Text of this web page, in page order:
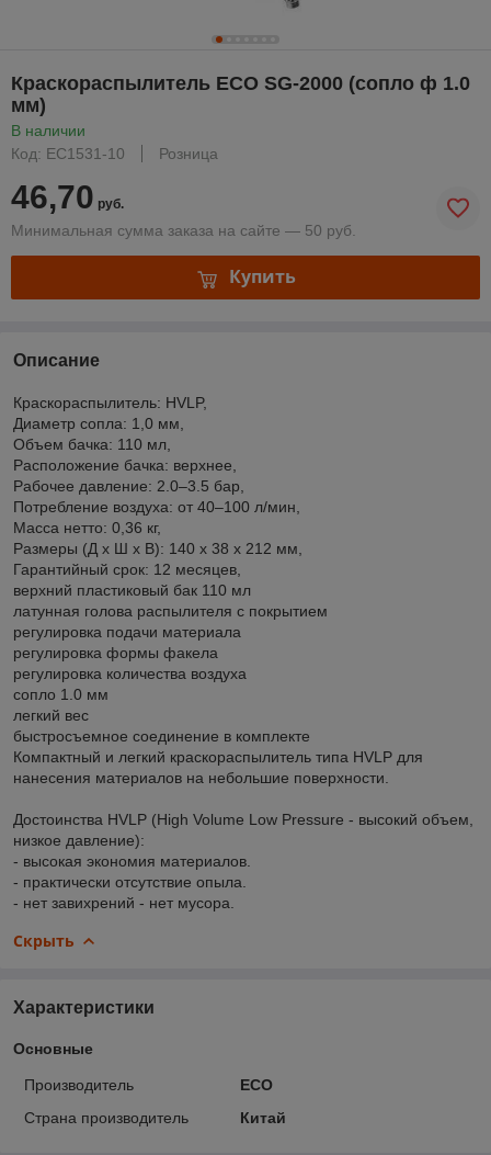
Краскораспылитель ECO SG-2000 (сопло ф 1.0
мм)
В наличии
Код: EC1531-10
Розница
46,70 руб.
Минимальная сумма заказа на сайте — 50 руб.
Купить
Описание
Краскораспылитель: HVLP,
Диаметр сопла: 1,0 мм,
Объем бачка: 110 мл,
Расположение бачка: верxнее,
Рабочее давление: 2.0–3.5 бар,
Потребление воздуxа: от 40–100 л/мин,
Масса нетто: 0,36 кг,
Размеры (Д x Ш x В): 140 x 38 x 212 мм,
Гарантийный срок: 12 месяцев,
верхний пластиковый бак 110 мл
латунная голова распылителя с покрытием
регулировка подачи материала
регулировка формы факела
регулировка количества воздуха
сопло 1.0 мм
легкий вес
быстросъемное соединение в комплекте
Компактный и легкий краскораспылитель типа HVLP для
нанесения материалов на небольшие поверхности.
Достоинства HVLP (High Volume Low Pressure - высокий объем,
низкое давление):
- высокая экономия материалов.
- практически отсутствие опыла.
- нет завихрений - нет мусора.
Скрыть
Характеристики
Основные
Производитель
ECO
Страна производитель
Китай